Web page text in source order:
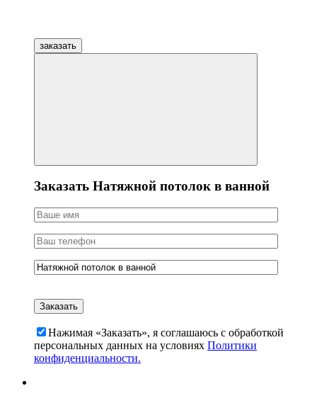
заказать
Заказать Натяжной потолок в ванной
Нажимая «Заказать», я соглашаюсь c обработкой
персональных данных на условиях Политики
конфиденциальности.